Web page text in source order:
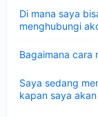
Di mana saya
menghubungi
Bagaimana cara
Saya sedang
kapan saya